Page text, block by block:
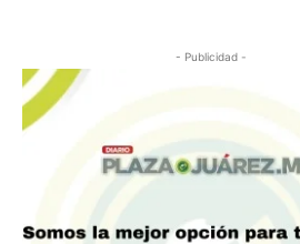
- Publicidad -